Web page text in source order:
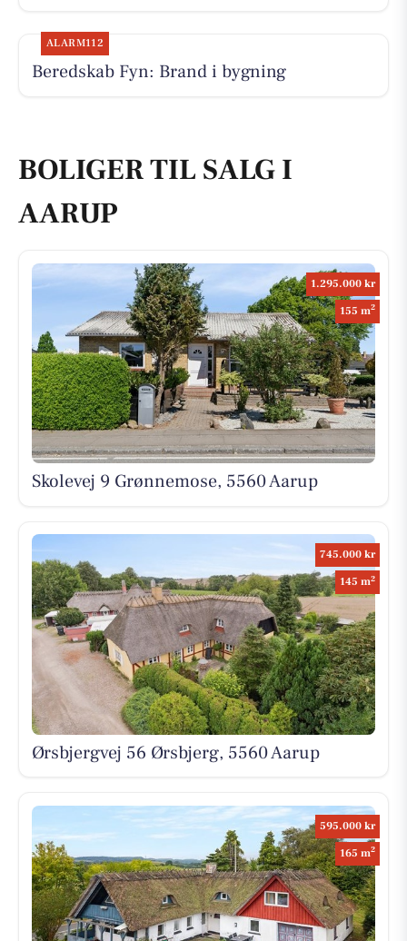
ALARM112
Beredskab Fyn: Brand i bygning
BOLIGER TIL SALG I
AARUP
1.295.000 kr
155 m2
Skolevej 9 Grønnemose, 5560 Aarup
745.000 kr
145 m2
Ørsbjergvej 56 Ørsbjerg, 5560 Aarup
595.000 kr
165 m2